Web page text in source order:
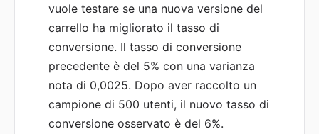
vuole testare se una nuova versione del
carrello ha migliorato il tasso di
conversione. Il tasso di conversione
precedente è del 5% con una varianza
nota di 0,0025. Dopo aver raccolto un
campione di 500 utenti, il nuovo tasso di
conversione osservato è del 6%.